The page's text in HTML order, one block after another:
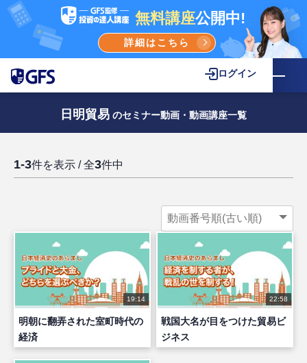
無料講座公開中!
詳細はこちら
ログイン
日明貿易 のセミナー動画・動画講座一覧
1-3件を表示 / 全3件中
19:14
明朝に翻弄された室町時代の
経済
22:58
戦国大名が目をつけた貿易ビ
ジネス